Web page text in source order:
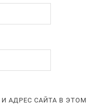
АДРЕС САЙТА В ЭТОМ